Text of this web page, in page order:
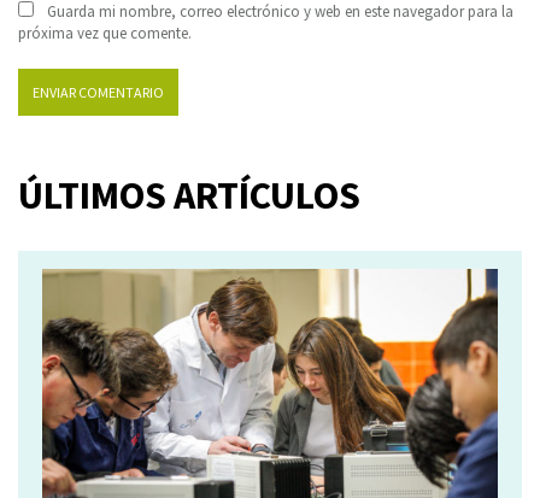
Guarda mi nombre, correo electrónico y web en este navegador para la
próxima vez que comente.
ÚLTIMOS ARTÍCULOS